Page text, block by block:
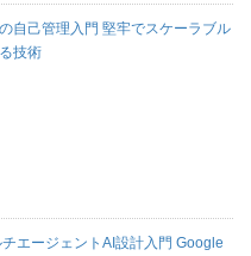
自己管理入門 堅牢でスケーラブル
技術
エージェントAI設計入門 Google